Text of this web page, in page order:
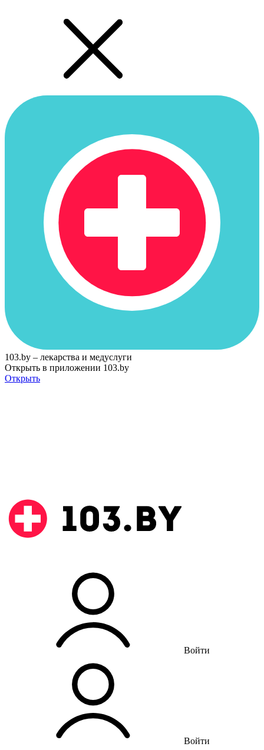
103.by – лекарства и медуслуги
Открыть в приложении 103.by
Открыть
Войти
Войти